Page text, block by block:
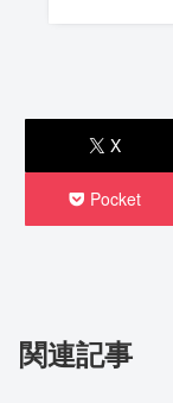
X
Pocket
関連記事